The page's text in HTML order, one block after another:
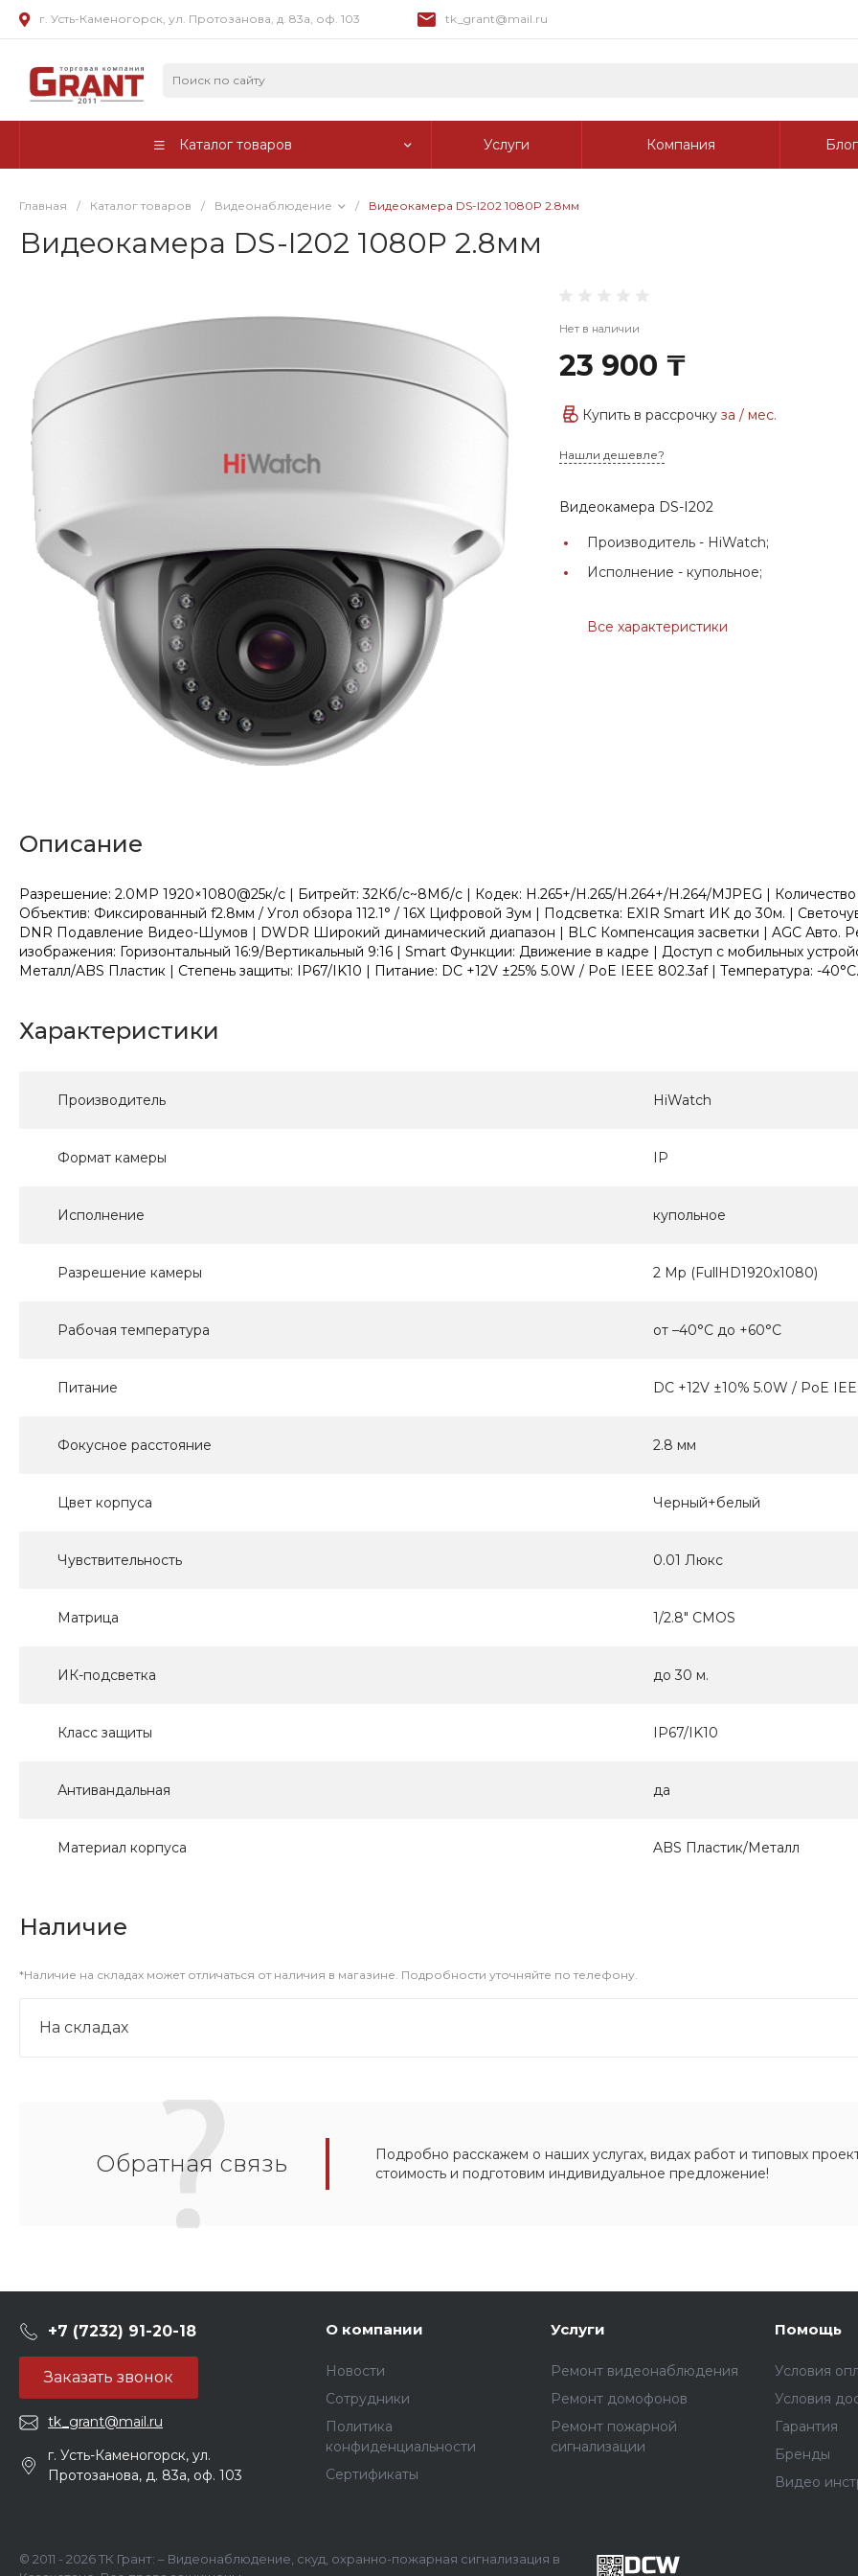
г. Усть-Каменогорск, ул. Протозанова, д. 83а, оф. 103 tk_grant@mail.ru
Каталог товаров Услуги Компания Блог
Главная / Каталог товаров / Видеонаблюдение / Видеокамера DS-I202 1080P 2.8мм
Видеокамера DS-I202 1080P 2.8мм
Нет в наличии
23 900 ₸
Купить в рассрочкуза/ мес.
Нашли дешевле?
Видеокамера DS-I202
Производитель - HiWatch;
Исполнение - купольное;
Все характеристики
Описание
Разрешение: 2.0МР 1920×1080@25к/с | Битрейт: 32Кб/с~8Мб/с | Кодек: H.265+/H.265/H.264+/H.264/MJPEG |
Объектив: Фиксированный f2.8мм / Угол обзора 112.1° / 16X Цифровой Зум | Подсветка: EXIR Smart ИК до 30м. |
DNR Подавление Видео-Шумов | DWDR Широкий динамический диапазон | BLC Компенсация засветки | AGC Авто.
изображения: Горизонтальный 16:9/Вертикальный 9:16 | Smart Функции: Движение в кадре | Доступ с мобильных
Металл/ABS Пластик | Степень защиты: IP67/IK10 | Питание: DC +12V ±25% 5.0W / PoE IEEE 802.3af | Температура: -
Характеристики
Производитель HiWatch
Формат камеры IP
Исполнение купольное
Разрешение камеры 2 Mp (FullHD1920x1080)
Рабочая температура от –40°C до +60°C
Питание DC +12V ±10% 5.0W / PoE
Фокусное расстояние 2.8 мм
Цвет корпуса Черный+белый
Чувствительность 0.01 Люкс
Матрица 1/2.8" CMOS
ИК-подсветка до 30 м.
Класс защиты IP67/IK10
Антивандальная да
Материал корпуса ABS Пластик/Металл
Наличие
*Наличие на складах может отличаться от наличия в магазине. Подробности уточняйте по телефону.
На складах
Обратная связь
Подробно расскажем о наших услугах, видах работ и типовых
стоимость и подготовим индивидуальное предложение!
+7 (7232) 91-20-18
Заказать звонок
tk_grant@mail.ru
г. Усть-Каменогорск, ул.
Протозанова, д. 83а, оф. 103
О компании
Новости
Сотрудники
Политика
конфиденциальности
Сертификаты
Услуги
Ремонт видеонаблюдения
Ремонт домофонов
Ремонт пожарной
сигнализации
Помощь
Условия
Условия
Гарантия
Бренды
Видео
© 2011 - 2026 ТК Грант: – Видеонаблюдение, скуд, охранно-пожарная сигнализация в